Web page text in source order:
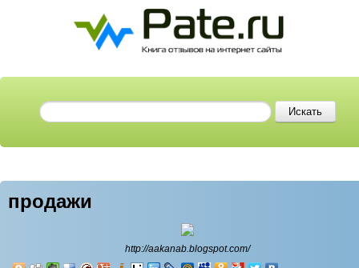
продажи
http://aakanab.blogspot.com/